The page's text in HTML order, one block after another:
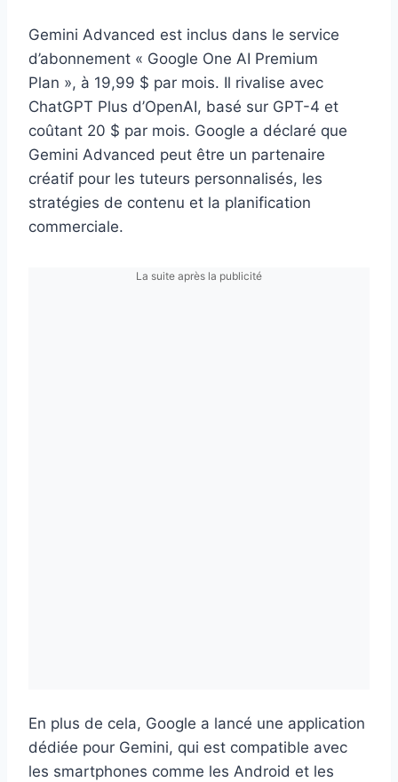
Gemini Advanced est inclus dans le service
d’abonnement « Google One AI Premium
Plan », à 19,99 $ par mois. Il rivalise avec
ChatGPT Plus d’OpenAI, basé sur GPT-4 et
coûtant 20 $ par mois. Google a déclaré que
Gemini Advanced peut être un partenaire
créatif pour les tuteurs personnalisés, les
stratégies de contenu et la planification
commerciale.
La suite après la publicité
En plus de cela, Google a lancé une application
dédiée pour Gemini, qui est compatible avec
les smartphones comme les Android et les